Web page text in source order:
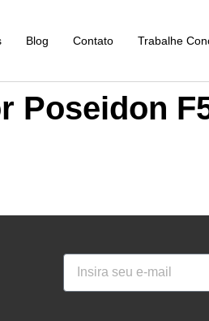
Blog Contato Trabalhe
Poseidon